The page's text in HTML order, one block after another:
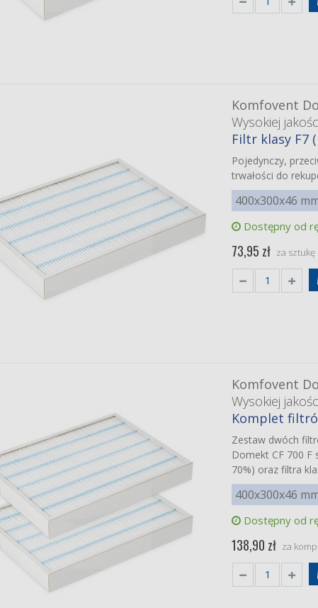
Komfovent
Wysokiej
Filtr klasy F7
Pojedynczy,
trwałości do
400x300x46
Dostępny od
73,95 zł za sztukę
Komfovent
Wysokiej
Komplet
Zestaw dwóch
Domekt CF 700 F
70%) oraz filtra
400x300x46
Dostępny od
138,90 zł za
AC2726
jakości zamienniki
filtrów (HEPA H13
+ nawilżający)
zł